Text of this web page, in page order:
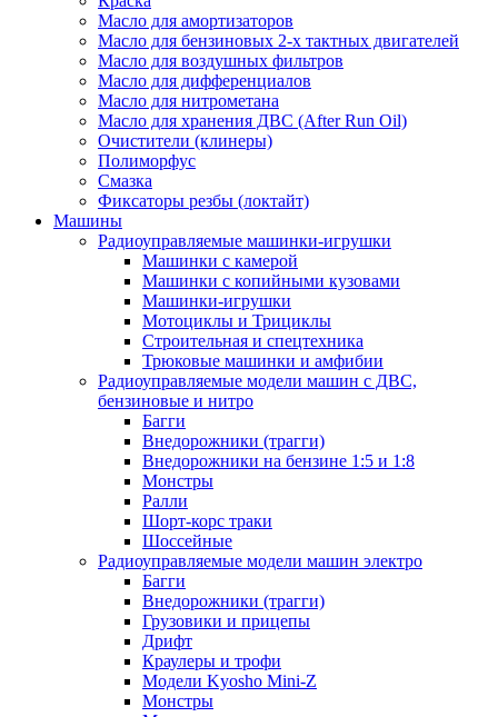
Масло для амортизаторов
Масло для бензиновых 2-х тактных двигателей
Масло для воздушных фильтров
Масло для дифференциалов
Масло для нитрометана
Масло для хранения ДВС (After Run Oil)
Очистители (клинеры)
Полиморфус
Смазка
Фиксаторы резбы (локтайт)
Машины
Радиоуправляемые машинки-игрушки
Машинки с камерой
Машинки с копийными кузовами
Машинки-игрушки
Мотоциклы и Трициклы
Строительная и спецтехника
Трюковые машинки и амфибии
Радиоуправляемые модели машин с ДВС,
бензиновые и нитро
Багги
Внедорожники (трагги)
Внедорожники на бензине 1:5 и 1:8
Монстры
Ралли
Шорт-корс траки
Шоссейные
Радиоуправляемые модели машин электро
Багги
Внедорожники (трагги)
Грузовики и прицепы
Дрифт
Краулеры и трофи
Модели Kyosho Mini-Z
Монстры